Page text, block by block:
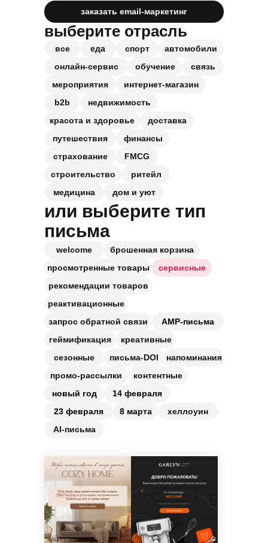
заказать email-маркетинг
выберите отрасль
все еда спорт
автомобили
онлайн-сервис
обучение
связь
мероприятия
интернет-магазин
b2b
недвижимость
красота и здоровье
доставка
путешествия
финансы
страхование
FMCG
строительство
ритейл
медицина
дом и уют
или выберите тип
письма
welcome
брошенная корзина
просмотренные товары
сервисные
рекомендации товаров
реактивационные
запрос обратной связи
АМР-письма
геймификация
креативные
сезонные
письма-DOI
напоминания
промо-рассылки
контентные
новый год
14 февраля
23 февраля
8 марта
хеллоуин
AI-письма